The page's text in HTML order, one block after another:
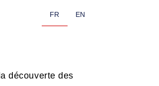
FR EN
découverte des